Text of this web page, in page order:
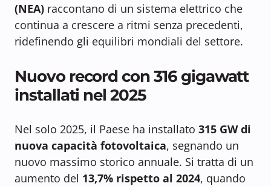
(NEA) raccontano di un sistema elettrico che
continua a crescere a ritmi senza precedenti,
ridefinendo gli equilibri mondiali del settore.
Nuovo record con 316 gigawatt
installati nel 2025
Nel solo 2025, il Paese ha installato 315 GW di
nuova capacità fotovoltaica, segnando un
nuovo massimo storico annuale. Si tratta di un
aumento del 13,7% rispetto al 2024, quando